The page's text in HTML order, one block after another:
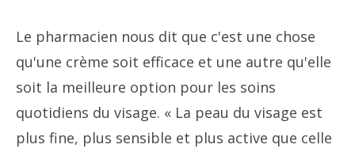
Le pharmacien nous dit que c'est une chose
qu'une crème soit efficace et une autre qu'elle
soit la meilleure option pour les soins
quotidiens du visage. « La peau du visage est
plus fine, plus sensible et plus active que celle